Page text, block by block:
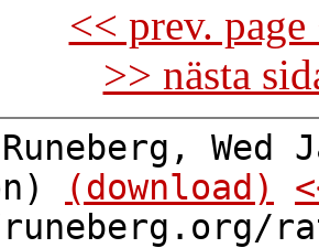
<< prev.
>> nästa
Wed
(download)